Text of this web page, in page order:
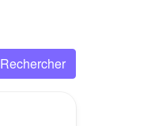
Rechercher